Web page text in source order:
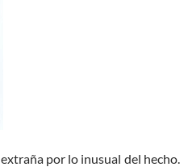
por lo inusual del hecho.